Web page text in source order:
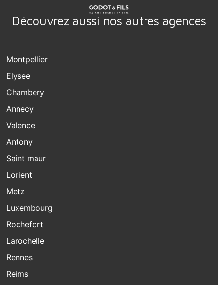
Découvrez aussi nos autres agences
:
Montpellier
Elysee
Chambery
Annecy
Valence
Antony
Saint maur
Lorient
Metz
Luxembourg
Rochefort
Larochelle
Rennes
Reims